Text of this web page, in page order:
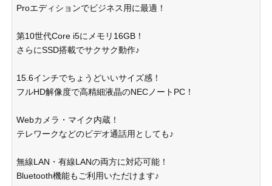
Proエディションでビジネス用に最適！
第10世代Core i5にメモリ16GB！
さらにSSD搭載でサクサク動作♪
15.6インチでちょうどいいサイズ感！
フルHD解像度で高精細液晶のNECノートPC！
Webカメラ・マイク内蔵！
テレワークなどのビデオ通話用としても♪
無線LAN・有線LANの両方に対応可能！
Bluetooth機能もご利用いただけます♪